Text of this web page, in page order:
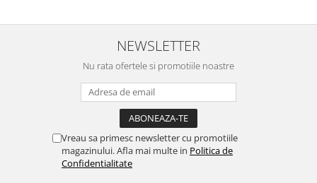
NEWSLETTER
Nu rata ofertele si promotiile noastre
Vreau sa primesc newsletter cu promotiile
magazinului. Afla mai multe in Politica de
Confidentialitate